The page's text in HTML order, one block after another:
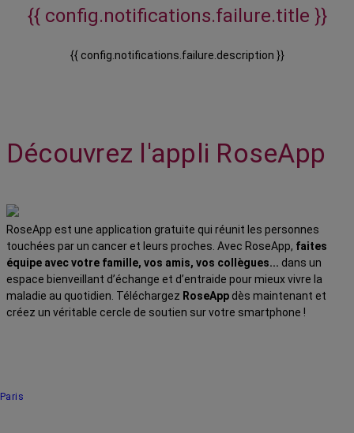
{{ config.notifications.failure.title }}
{{ config.notifications.failure.description }}
Découvrez l'appli RoseApp
RoseApp est une application gratuite qui réunit les personnes
touchées par un cancer et leurs proches. Avec RoseApp, faites
équipe avec votre famille, vos amis, vos collègues... dans un
espace bienveillant d’échange et d’entraide pour mieux vivre la
maladie au quotidien. Téléchargez RoseApp dès maintenant et
créez un véritable cercle de soutien sur votre smartphone !
Paris